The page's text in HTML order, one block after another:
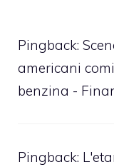
Pingback:
americani
benzina -
Pingback: